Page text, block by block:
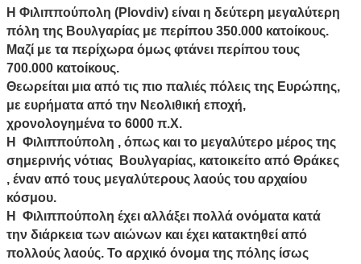
Η Φιλιππούπολη (Plovdiv) είναι η δεύτερη μεγαλύτερη
πόλη της Βουλγαρίας με περίπου 350.000 κατοίκους.
Μαζί με τα περίχωρα όμως φτάνει περίπου τους
700.000 κατοίκους.
Θεωρείται μια από τις πιο παλιές πόλεις της Ευρώπης,
με ευρήματα από την Νεολιθική εποχή,
χρονολογημένα το 6000 π.Χ.
Η Φιλιππούπολη , όπως και το μεγαλύτερο μέρος της
σημερινής νότιας Βουλγαρίας, κατοικείτο από Θράκες
, έναν από τους μεγαλύτερους λαούς του αρχαίου
κόσμου.
Η Φιλιππούπολη έχει αλλάξει πολλά ονόματα κατά
την διάρκεια των αιώνων και έχει κατακτηθεί από
πολλούς λαούς. Το αρχικό όνομα της πόλης ίσως